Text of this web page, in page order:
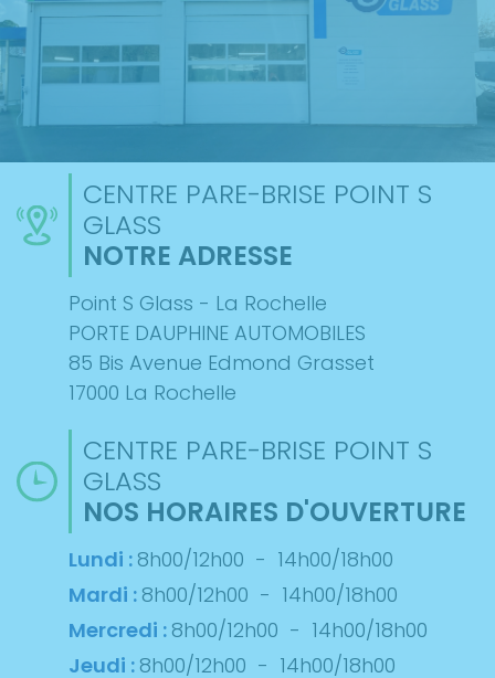
CENTRE PARE-BRISE POINT S
GLASS
NOTRE ADRESSE
Point S Glass - La Rochelle
PORTE DAUPHINE AUTOMOBILES
85 Bis Avenue Edmond Grasset
17000 La Rochelle
CENTRE PARE-BRISE POINT S
GLASS
NOS HORAIRES D'OUVERTURE
Lundi : 8h00/12h00 - 14h00/18h00
Mardi : 8h00/12h00 - 14h00/18h00
Mercredi : 8h00/12h00 - 14h00/18h00
Jeudi : 8h00/12h00 - 14h00/18h00